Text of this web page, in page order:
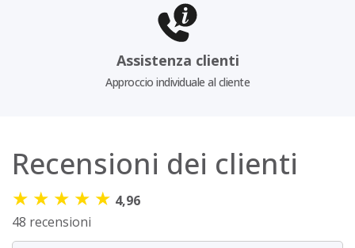
Assistenza clienti
Approccio individuale al cliente
Recensioni dei clienti
★ ★ ★ ★ ★ 4,96
48 recensioni